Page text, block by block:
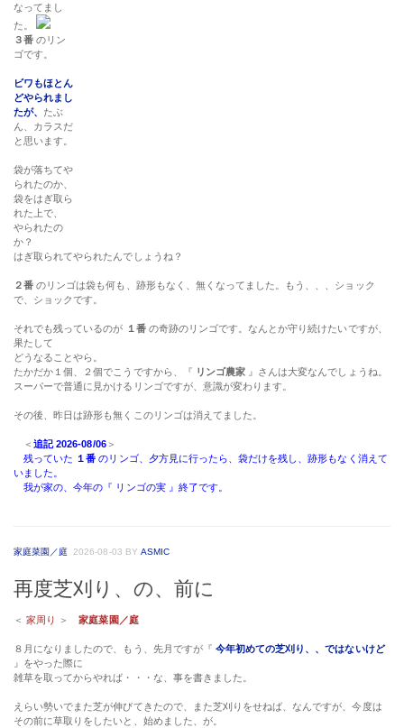
なってまし
た。
３番 のリン
ゴです。
ビワもほとん
どやられまし
たが、 たぶ
ん、カラスだ
と思います。
袋が落ちてや
られたのか、
袋をはぎ取ら
れた上で、
やられたの
か？
はぎ取られてやられたんでしょうね？
２番 のリンゴは袋も何も、跡形もなく、無くなってました。もう、、、ショック
で、ショックです。
それでも残っているのが １番の奇跡のリンゴです。なんとか守り続けたいですが、
果たして
どうなることやら。
たかだか１個、２個でこうですから、『 リンゴ農家 』さんは大変なんでしょうね。
スーパーで普通に見かけるリンゴですが、意識が変わります。
その後、昨日は跡形も無くこのリンゴは消えてました。
＜追記 2026-08/06＞
残っていた １番 のリンゴ、夕方見に行ったら、袋だけを残し、跡形もなく消えて
いました。
我が家の、今年の『 リンゴの実 』終了です。
家庭菜園／庭 2026-08-03 BY ASMIC
再度芝刈り、の、前に
＜家周り ＞家庭菜園／庭
８月になりましたので、もう、先月ですが『 今年初めての芝刈り、、ではないけど
』をやった際に
雑草を取ってからやれば・・・な、事を書きました。
えらい勢いでまた芝が伸びてきたので、また芝刈りをせねば、なんですが、今度は
その前に草取りをしたいと、始めました、が。